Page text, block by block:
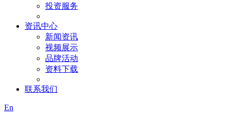
投资服务
资讯中心
新闻资讯
视频展示
品牌活动
资料下载
联系我们
En